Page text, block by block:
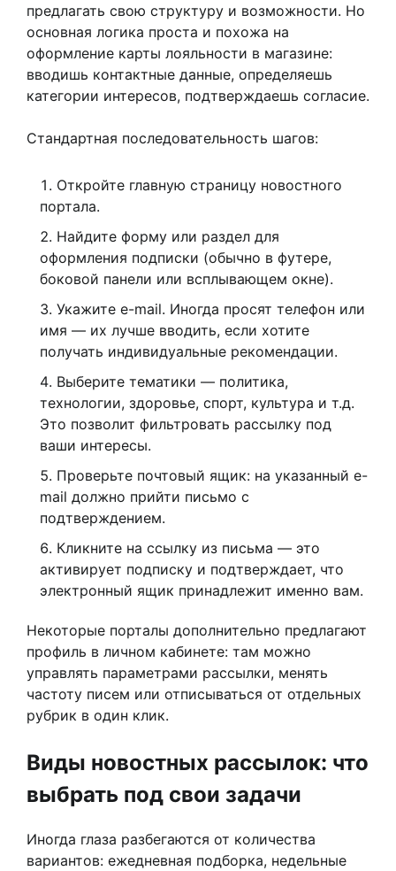
предлагать свою структуру и возможности. Но
основная логика проста и похожа на
оформление карты лояльности в магазине:
вводишь контактные данные, определяешь
категории интересов, подтверждаешь согласие.
Стандартная последовательность шагов:
Откройте главную страницу новостного
портала.
Найдите форму или раздел для
оформления подписки (обычно в футере,
боковой панели или всплывающем окне).
Укажите e-mail. Иногда просят телефон или
имя — их лучше вводить, если хотите
получать индивидуальные рекомендации.
Выберите тематики — политика,
технологии, здоровье, спорт, культура и т.д.
Это позволит фильтровать рассылку под
ваши интересы.
Проверьте почтовый ящик: на указанный e-
mail должно прийти письмо с
подтверждением.
Кликните на ссылку из письма — это
активирует подписку и подтверждает, что
электронный ящик принадлежит именно вам.
Некоторые порталы дополнительно предлагают
профиль в личном кабинете: там можно
управлять параметрами рассылки, менять
частоту писем или отписываться от отдельных
рубрик в один клик.
Виды новостных рассылок: что
выбрать под свои задачи
Иногда глаза разбегаются от количества
вариантов: ежедневная подборка, недельные